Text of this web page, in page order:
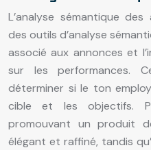
L’analyse sémantique
des outils d’analyse
associé aux annonces et
sur les performances.
déterminer si le ton
cible et les objectifs.
promouvant un produit
élégant et raffiné, tandis